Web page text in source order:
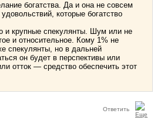
богатства. Да и она не совсем
которые богатство
крупные спекулянты. Шум или не
и относительное. Кому 1% не
спекулянты, но в дальней
он будет в перспективы или
отток — средство обеспечить этот
Ответить